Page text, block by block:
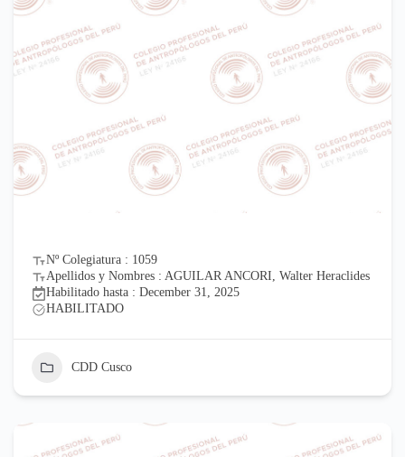
Nº Colegiatura : 1059
Apellidos y Nombres : AGUILAR ANCORI, Walter Heraclides
Habilitado hasta : December 31, 2025
HABILITADO
CDD Cusco